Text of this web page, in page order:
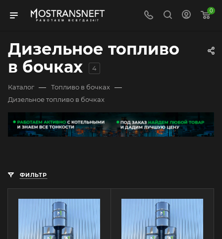
0
Дизельное топливо
в бочках
4
Каталог — Топливо в бочках —
Дизельное топливо в бочках
ФИЛЬТР